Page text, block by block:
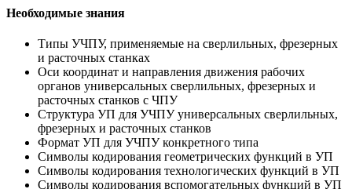
Необходимые знания
Типы УЧПУ, применяемые на сверлильных, фрезерных
и расточных станках
Оси координат и направления движения рабочих
органов универсальных сверлильных, фрезерных и
расточных станков с ЧПУ
Структура УП для УЧПУ универсальных сверлильных,
фрезерных и расточных станков
Формат УП для УЧПУ конкретного типа
Символы кодирования геометрических функций в УП
Символы кодирования технологических функций в УП
Символы кодирования вспомогательных функций в УП